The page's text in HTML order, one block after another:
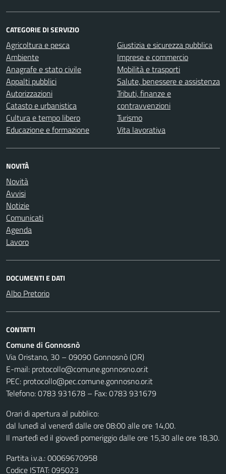
CATEGORIE DI SERVIZIO
Agricoltura e pesca
Ambiente
Anagrafe e stato civile
Appalti pubblici
Autorizzazioni
Catasto e urbanistica
Cultura e tempo libero
Educazione e formazione
Giustizia e sicurezza pubblica
Imprese e commercio
Mobilità e trasporti
Salute, benessere e assistenza
Tributi, finanze e
contravvenzioni
Turismo
Vita lavorativa
NOVITÀ
Novità
Avvisi
Notizie
Comunicati
Agenda
Lavoro
DOCUMENTI E DATI
Albo Pretorio
CONTATTI
Comune di Gonnosnò
Via Oristano, 30 – 09090 Gonnosnò (OR)
E-mail: protocollo@comune.gonnosno.or.it
PEC: protocollo@pec.comune.gonnosno.or.it
Telefono: 0783 931678 – Fax: 0783 931679
Orari di apertura al pubblico:
dal lunedì al venerdì dalle ore 08:00 alle ore 14,00.
Il martedì ed il giovedì pomeriggio dalle ore 15,30 alle ore 18,30.
Partita i.v.a.: 00069670958
Codice ISTAT: 095023